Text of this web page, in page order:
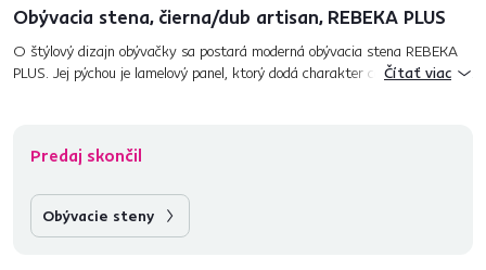
Obývacia stena, čierna/dub artisan, REBEKA PLUS
O štýlový dizajn obývačky sa postará moderná obývacia stena REBEKA
PLUS. Jej pýchou je lamelový panel, ktorý dodá charakter celej miestnosti.
Čítať viac
Predaj skončil
Obývacie steny